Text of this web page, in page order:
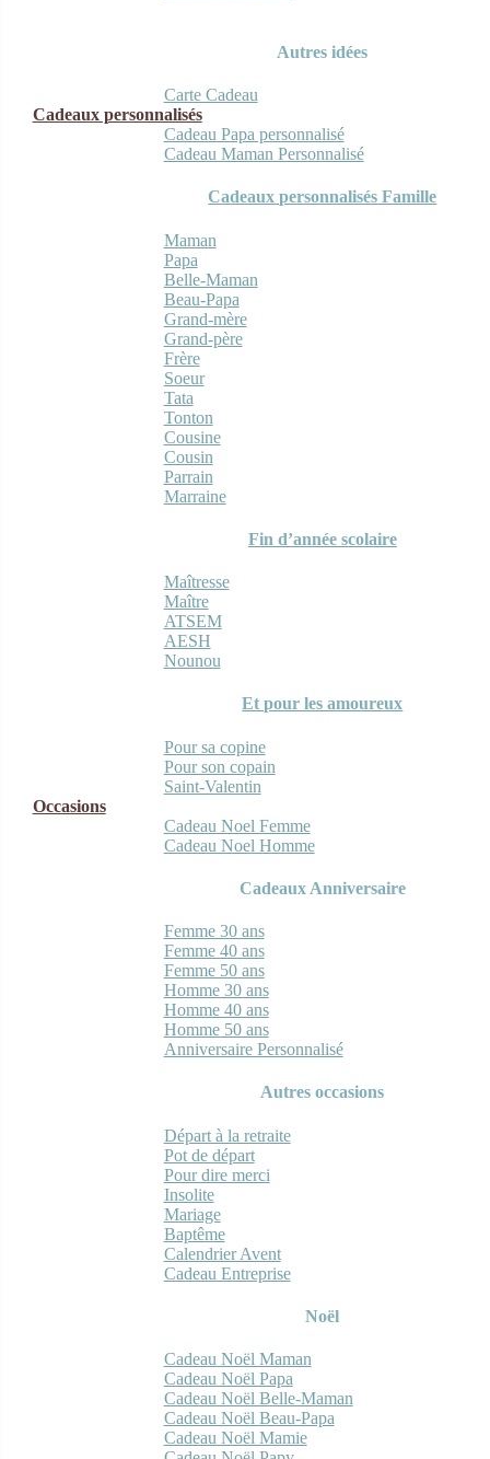
Autres idées
Carte Cadeau
Cadeaux personnalisés
Cadeau Papa personnalisé
Cadeau Maman Personnalisé
Cadeaux personnalisés Famille
Maman
Papa
Belle-Maman
Beau-Papa
Grand-mère
Grand-père
Frère
Soeur
Tata
Tonton
Cousine
Cousin
Parrain
Marraine
Fin d’année scolaire
Maîtresse
Maître
ATSEM
AESH
Nounou
Et pour les amoureux
Pour sa copine
Pour son copain
Saint-Valentin
Occasions
Cadeau Noel Femme
Cadeau Noel Homme
Cadeaux Anniversaire
Femme 30 ans
Femme 40 ans
Femme 50 ans
Homme 30 ans
Homme 40 ans
Homme 50 ans
Anniversaire Personnalisé
Autres occasions
Départ à la retraite
Pot de départ
Pour dire merci
Insolite
Mariage
Baptême
Calendrier Avent
Cadeau Entreprise
Noël
Cadeau Noël Maman
Cadeau Noël Papa
Cadeau Noël Belle-Maman
Cadeau Noël Beau-Papa
Cadeau Noël Mamie